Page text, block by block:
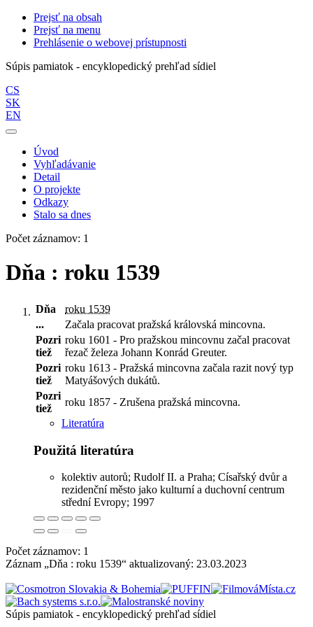
Prejsť na obsah
Prejsť na menu
Prehlásenie o webovej prístupnosti
Súpis pamiatok - encyklopedický prehľad sídiel
CS
SK
EN
Úvod
Vyhľadávanie
Detail
O projekte
Odkazy
Stalo sa dnes
Počet záznamov: 1
Dňa : roku 1539
Dňa
roku 1539
...
Začala pracovat pražská královská mincovna.
Pozri
tiež
roku 1601 - Pro pražskou mincovnu začal pracovat
řezač železa Johann Konrád Greuter.
Pozri
tiež
roku 1613 - Pražská mincovna začala razit nový typ
Matyášových dukátů.
Pozri
tiež
roku 1857 - Zrušena pražská mincovna.
Literatúra
Použitá literatúra
kolektiv autorů; Rudolf II. a Praha; Císařský dvůr a
rezidenční město jako kulturní a duchovní centrum
střední Evropy; 1997
Počet záznamov: 1
Záznam „Dňa : roku 1539“ aktualizovaný: 23.03.2023
Súpis pamiatok - encyklopedický prehľad sídiel